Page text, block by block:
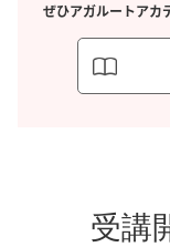
ぜひアガルートアカ
受講